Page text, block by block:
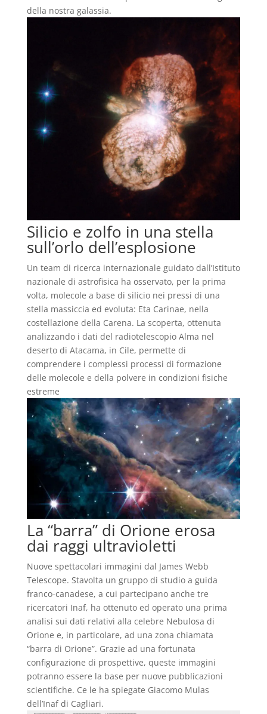
della nostra galassia.
Silicio e zolfo in una stella
sull’orlo dell’esplosione
Un team di ricerca internazionale guidato dall’Istituto
nazionale di astrofisica ha osservato, per la prima
volta, molecole a base di silicio nei pressi di una
stella massiccia ed evoluta: Eta Carinae, nella
costellazione della Carena. La scoperta, ottenuta
analizzando i dati del radiotelescopio Alma nel
deserto di Atacama, in Cile, permette di
comprendere i complessi processi di formazione
delle molecole e della polvere in condizioni fisiche
estreme
La “barra” di Orione erosa
dai raggi ultravioletti
Nuove spettacolari immagini dal James Webb
Telescope. Stavolta un gruppo di studio a guida
franco-canadese, a cui partecipano anche tre
ricercatori Inaf, ha ottenuto ed operato una prima
analisi sui dati relativi alla celebre Nebulosa di
Orione e, in particolare, ad una zona chiamata
“barra di Orione”. Grazie ad una fortunata
configurazione di prospettive, queste immagini
potranno essere la base per nuove pubblicazioni
scientifiche. Ce le ha spiegate Giacomo Mulas
dell’Inaf di Cagliari.